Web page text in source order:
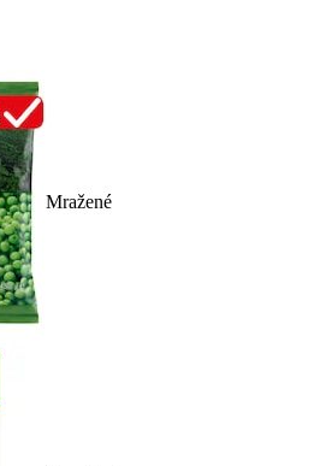
Mražené